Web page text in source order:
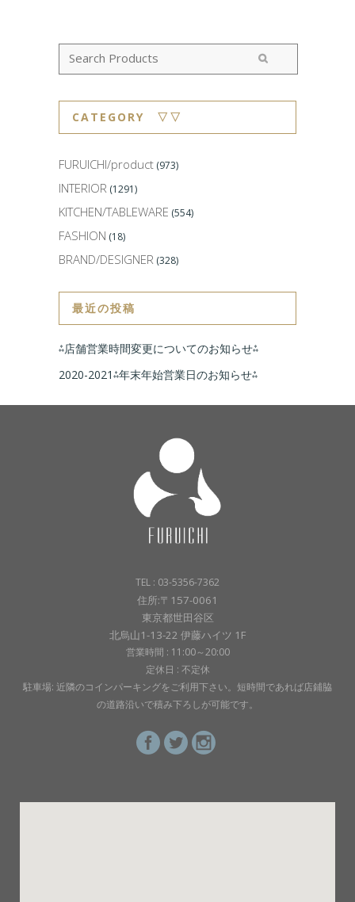
CATEGORY ▽▽
FURUICHI/product (973)
INTERIOR (1291)
KITCHEN/TABLEWARE (554)
FASHION (18)
BRAND/DESIGNER (328)
最近の投稿
⁂店舗営業時間変更についてのお知らせ⁂
2020-2021⁂年末年始営業日のお知らせ⁂
TEL : 03-5356-7362
住所:〒157-0061
東京都世田谷区
北烏山1-13-22 伊藤ハイツ 1F
営業時間 : 11:00～20:00
定休日 : 不定休
駐車場: 近隣のコインパーキングをご利用下さい。短時間であれば店鋪脇
の道路沿いで積み下ろしが可能です。